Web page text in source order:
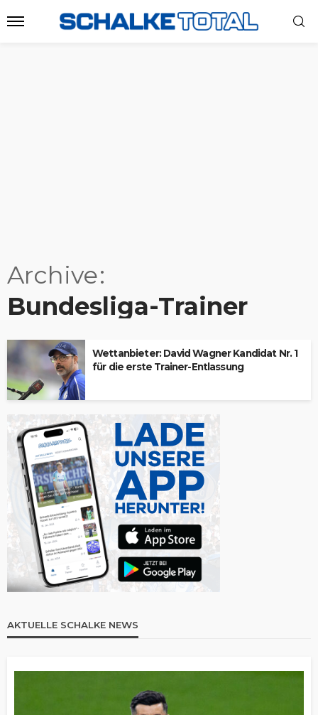
Archive
Bundesliga-Trainer
Wettanbieter: David Wagner Kandidat Nr. 1
für die erste Trainer-Entlassung
AKTUELLE SCHALKE NEWS